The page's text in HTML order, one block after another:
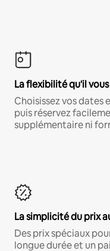
La flexibilité qu'il
Choisissez vos dates
puis réservez
supplémentaire ni
La simplicité du prix
Des prix spéciaux
longue durée et un